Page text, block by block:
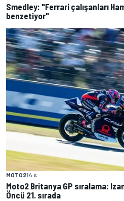
Smedley: "Ferrari çalışanları
benzetiyor"
MOTO214 s
Moto2 Britanya GP sıralama:
Öncü 21. sırada